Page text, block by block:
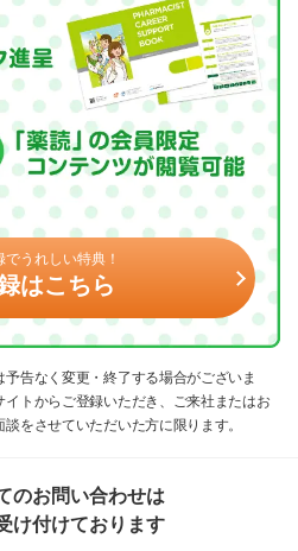
うれしい特典！
はこちら
告なく変更・終了する場合がございま
トからご登録いただき、ご来社またはお
をさせていただいた方に限ります。
のお問い合わせは
け付けております